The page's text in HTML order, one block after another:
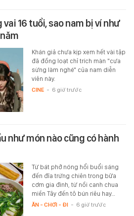
16 tuổi, sao nam bị ví như
Khán giả chưa kịp xem hết vài tập
đã đồng loạt chỉ trích màn "cưa
sừng làm nghé" của nam diễn
viên này.
CINE - 6 giờ trước
như món nào cũng có hành
Từ bát phở nóng hổi buổi sáng
đến đĩa trứng chiên trong bữa
cơm gia đình, từ nồi canh chua
miền Tây đến tô bún riêu hay…
ĂN - CHƠI - ĐI - 6 giờ trước